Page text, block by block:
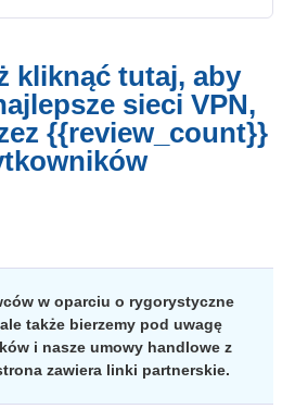
kliknąć tutaj, aby
sieci VPN,
{{review_count}}
w oparciu o rygorystyczne
także bierzemy pod uwagę
i nasze umowy handlowe z
zawiera linki partnerskie.